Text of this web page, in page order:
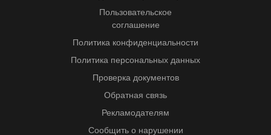
Пользовательское
соглашение
Политика конфиденциальности
Политика персональных данных
Проверка документов
Обратная связь
Рекламодателям
Сообщить о нарушении